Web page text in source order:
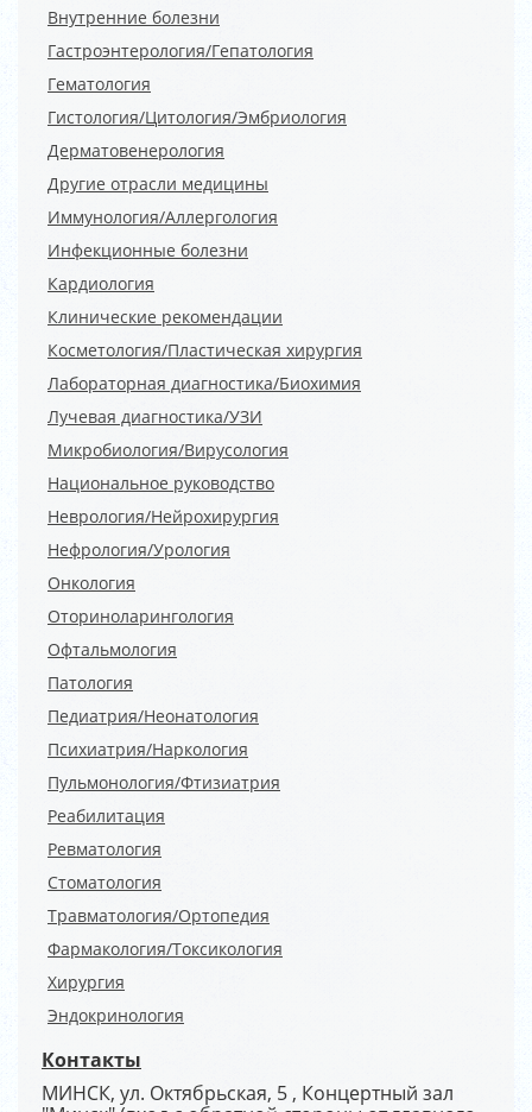
Внутренние болезни
Гастроэнтерология/Гепатология
Гематология
Гистология/Цитология/Эмбриология
Дерматовенерология
Другие отрасли медицины
Иммунология/Аллергология
Инфекционные болезни
Кардиология
Клинические рекомендации
Косметология/Пластическая хирургия
Лабораторная диагностика/Биохимия
Лучевая диагностика/УЗИ
Микробиология/Вирусология
Национальное руководство
Неврология/Нейрохирургия
Нефрология/Урология
Онкология
Оториноларингология
Офтальмология
Патология
Педиатрия/Неонатология
Психиатрия/Наркология
Пульмонология/Фтизиатрия
Реабилитация
Ревматология
Стоматология
Травматология/Ортопедия
Фармакология/Токсикология
Хирургия
Эндокринология
Контакты
МИНСК, ул. Октябрьская, 5 , Концертный зал